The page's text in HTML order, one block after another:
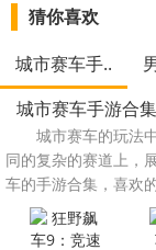
猜你喜欢
城市赛车手..
城市赛车手游合集
城市赛车的玩法
同的复杂的赛道上，
车的手游合集，喜欢